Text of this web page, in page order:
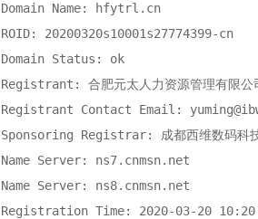
Domain Name: hfytrl.cn
ROID: 20200320s10001s27774399-cn
Domain Status: ok
Registrant: 合肥元太人力资源管理有限公
Registrant Contact Email:
Sponsoring Registrar: 成都西维数码科
Name Server: ns7.cnmsn.net
Name Server: ns8.cnmsn.net
Registration Time: 2020-03-20